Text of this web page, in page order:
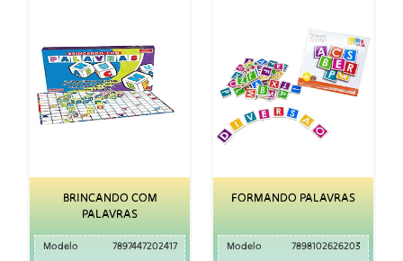
BRINCANDO COM
PALAVRAS
Modelo 7897447202417
FORMANDO PALAVRAS
Modelo 7898102626203